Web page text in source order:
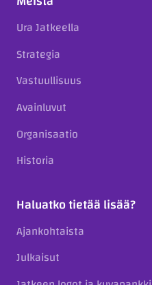
Ura Jatkeella
Strategia
Vastuullisuus
Avainluvut
Organisaatio
Historia
Haluatko tietää lisää?
Ajankohtaista
Julkaisut